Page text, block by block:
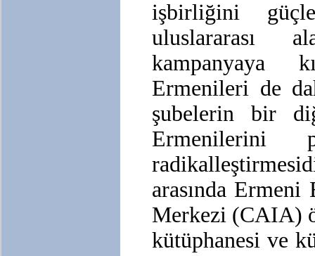
işbirliğini
uluslararası
kampanyaya
Ermenileri de
şubelerin bir
Ermenilerini
arasında
Merkezi (CAIA)
kütüphanesi ve